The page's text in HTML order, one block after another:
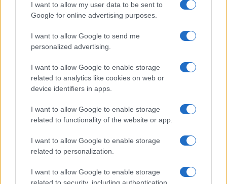
I want to allow my user data to be sent to
Google for online advertising purposes.
I want to allow Google to send me
personalized advertising.
I want to allow Google to enable storage
related to analytics like cookies on web or
device identifiers in apps.
I want to allow Google to enable storage
related to functionality of the website or app.
I want to allow Google to enable storage
related to personalization.
I want to allow Google to enable storage
06/08/26 - 20:50
Συρία: Νεκροί και τραυματίες από έκρηξη σε λεωφορείο
ΔΙΕΘΝΗ
06/08/26 - 20:50
ΔΙΕΘΝΗ
Σλοβακία: Ιστορικό ρεκόρ ζέστης με 42,2 βαθμούς
Κελσίου
06/08/26 - 20:03